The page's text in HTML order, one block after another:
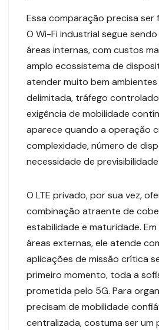
Essa comparação precisa ser
O Wi-Fi industrial segue
áreas internas, com custos
amplo ecossistema de
atender muito bem
delimitada, tráfego
exigência de mobilidade
aparece quando a operação
complexidade, número de
necessidade de previsibilidade.
O LTE privado, por sua vez,
combinação atraente de
estabilidade e maturidade.
áreas externas, ele atende
aplicações de missão crítica
primeiro momento, toda a
prometida pelo 5G. Para
precisam de mobilidade
centralizada, costuma ser um